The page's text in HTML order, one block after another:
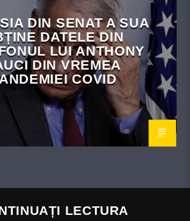
DIN SENAT A SUA
DATELE DIN
LUI ANTHONY
DIN VREMEA
COVID
LECTURA